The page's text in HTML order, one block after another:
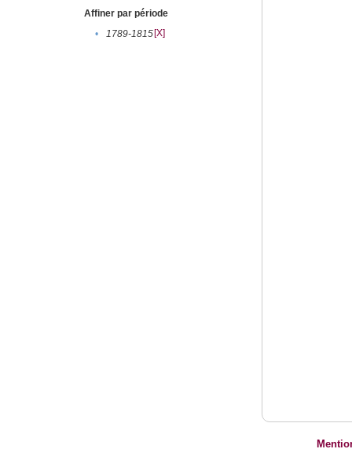
Affiner par période
•
1789-1815[X]